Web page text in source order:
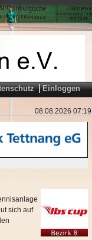
Einloggen
08.08.2026 07:19
sich auf